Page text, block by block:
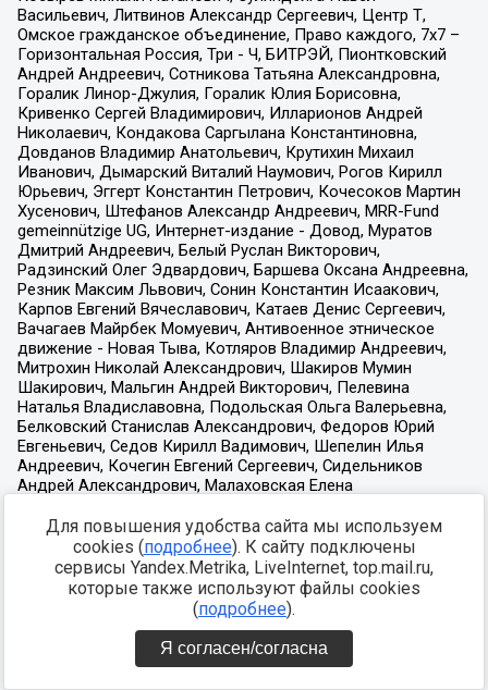
Для повышения удобства сайта мы используем
cookies (подробнее). К сайту подключены
сервисы Yandex.Metrika, LiveInternet, top.mail.ru,
которые также используют файлы cookies
(подробнее).
Я согласен/согласна